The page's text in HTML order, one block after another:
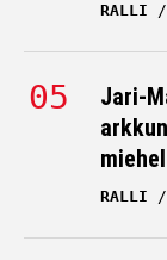
RALLI
Jari-
RALLI